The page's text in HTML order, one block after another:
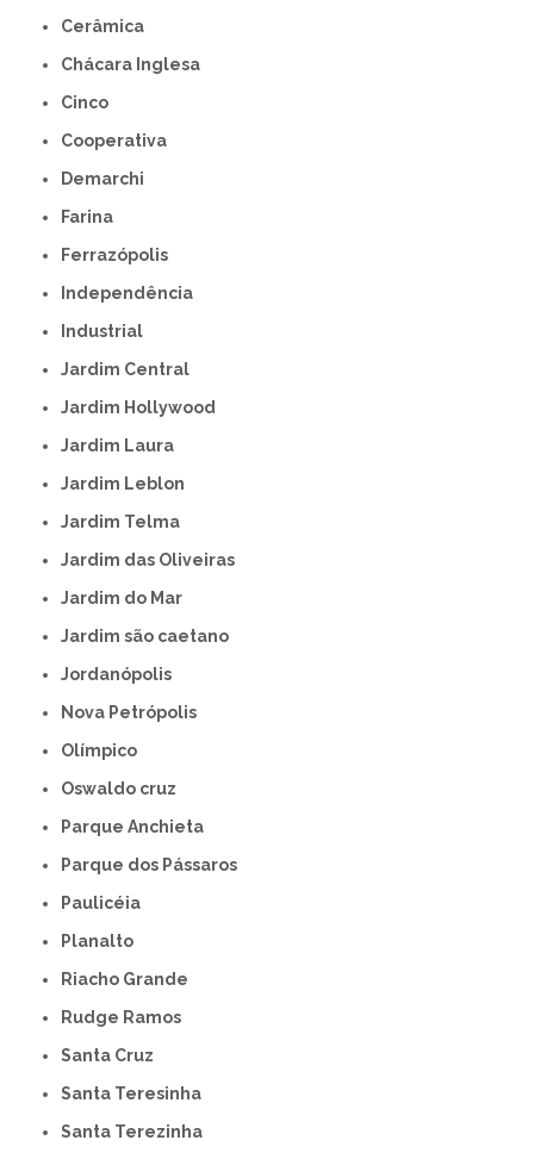
Cerâmica
Chácara Inglesa
Cinco
Cooperativa
Demarchi
Farina
Ferrazópolis
Independência
Industrial
Jardim Central
Jardim Hollywood
Jardim Laura
Jardim Leblon
Jardim Telma
Jardim das Oliveiras
Jardim do Mar
Jardim são caetano
Jordanópolis
Nova Petrópolis
Olímpico
Oswaldo cruz
Parque Anchieta
Parque dos Pássaros
Paulicéia
Planalto
Riacho Grande
Rudge Ramos
Santa Cruz
Santa Teresinha
Santa Terezinha